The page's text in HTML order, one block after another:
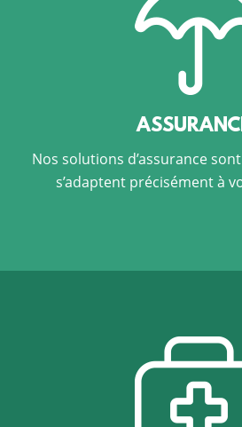
Nos solutions d’assurance
s’adaptent précisément à